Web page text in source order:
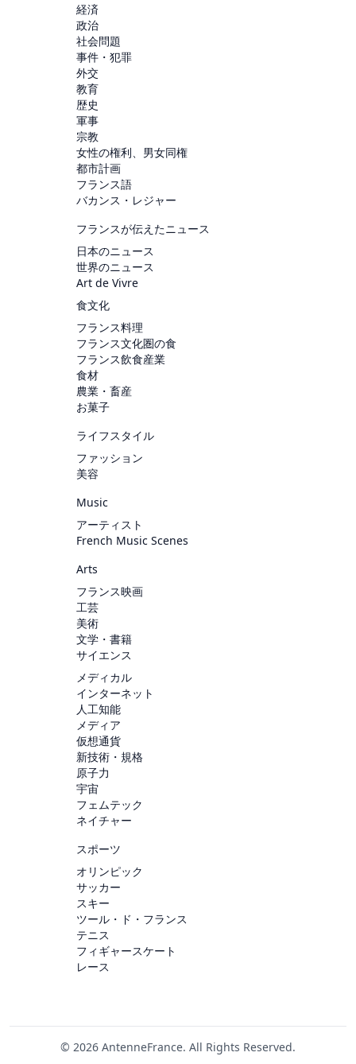
経済
政治
社会問題
事件・犯罪
外交
教育
歴史
軍事
宗教
女性の権利、男女同権
都市計画
フランス語
バカンス・レジャー
フランスが伝えたニュース
日本のニュース
世界のニュース
Art de Vivre
食文化
フランス料理
フランス文化圏の食
フランス飲食産業
食材
農業・畜産
お菓子
ライフスタイル
ファッション
美容
Music
アーティスト
French Music Scenes
Arts
フランス映画
工芸
美術
文学・書籍
サイエンス
メディカル
インターネット
人工知能
メディア
仮想通貨
新技術・規格
原子力
宇宙
フェムテック
ネイチャー
スポーツ
オリンピック
サッカー
スキー
ツール・ド・フランス
テニス
フィギャースケート
レース
© 2026 AntenneFrance. All Rights Reserved.